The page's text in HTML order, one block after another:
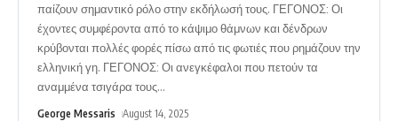
παίζουν σημαντικό ρόλο στην εκδήλωσή τους. ΓΕΓΟΝΟΣ: Οι
έχοντες συμφέροντα από το κάψιμο θάμνων και δένδρων
κρύβονται πολλές φορές πίσω από τις φωτιές που ρημάζουν την
ελληνική γη. ΓΕΓΟΝΟΣ: Οι ανεγκέφαλοι που πετούν τα
αναμμένα τσιγάρα τους…
George Messaris August 14, 2025